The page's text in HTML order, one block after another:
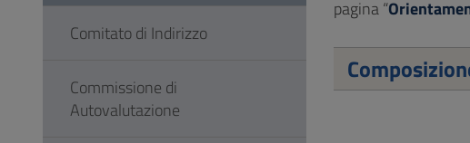
pagina “
Comitato di Indirizzo
Commissione di
Autovalutazione